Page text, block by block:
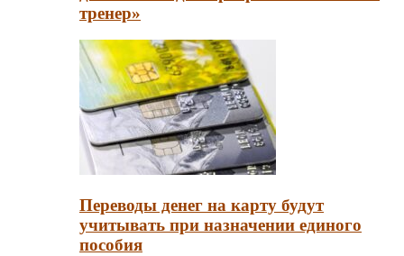
тренер»
Переводы денег на карту будут
учитывать при назначении единого
пособия